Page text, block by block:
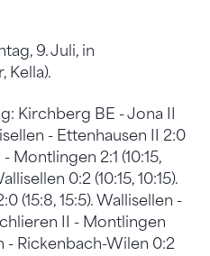
9. Juli, in
Kella).
Kirchberg BE - Jona II
- Ettenhausen II 2:0
Montlingen 2:1 (10:15,
0:2 (10:15, 10:15).
(15:8, 15:5). Wallisellen -
II - Montlingen
- Rickenbach-Wilen 0:2